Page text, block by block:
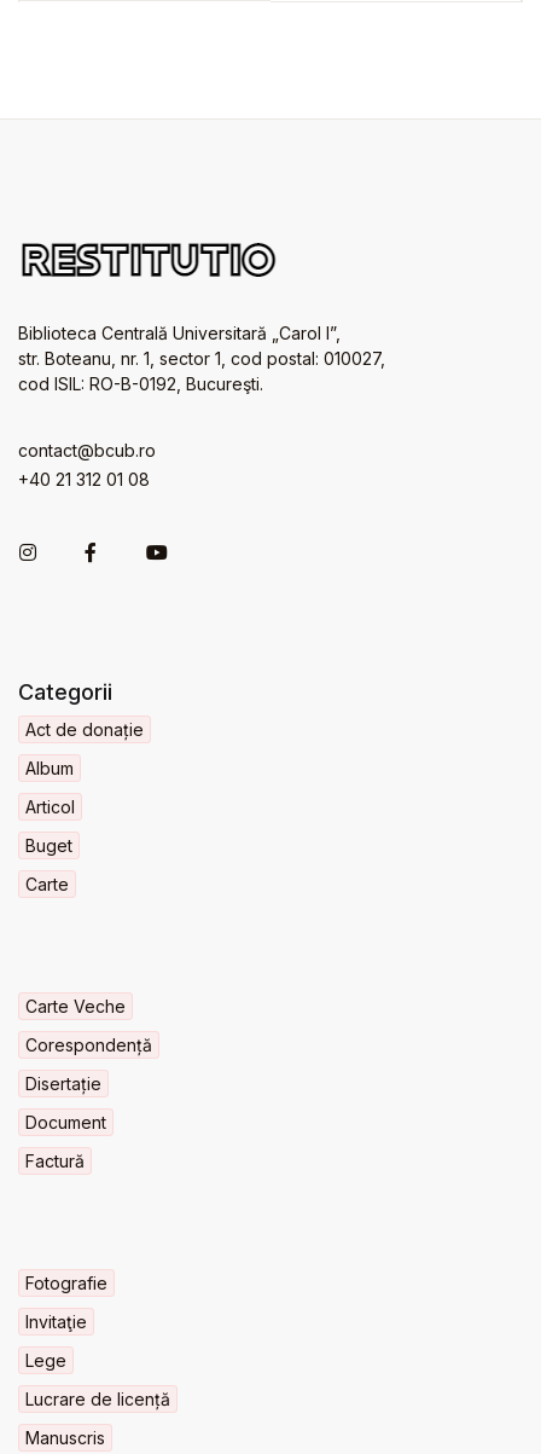
Biblioteca Centrală Universitară „Carol I”,
str. Boteanu, nr. 1, sector 1, cod postal: 010027,
cod ISIL: RO-B-0192, Bucureşti.
contact@bcub.ro
+40 21 312 01 08
Categorii
Act de donație
Album
Articol
Buget
Carte
Carte Veche
Corespondență
Disertație
Document
Factură
Fotografie
Invitaţie
Lege
Lucrare de licență
Manuscris